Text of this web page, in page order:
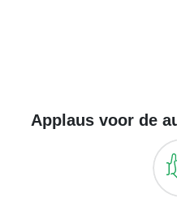
Applaus voor de